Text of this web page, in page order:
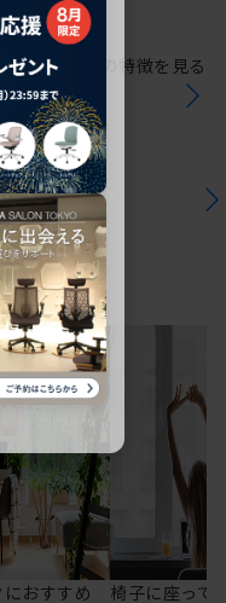
シリーズの特徴を見る
おすすめ
椅子に座って